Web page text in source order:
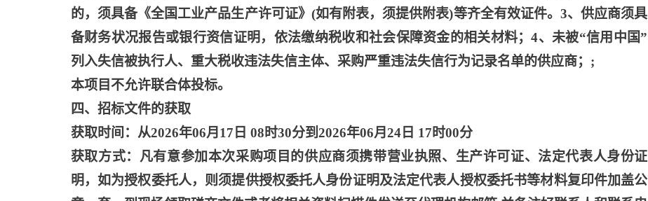
的，须具备《全国工业产品生产许可证》(如有附表，须提供附表)等齐全有效证件。3、供应商须具
备财务状况报告或银行资信证明，依法缴纳税收和社会保障资金的相关材料；4、未被“信用中国”
列入失信被执行人、重大税收违法失信主体、采购严重违法失信行为记录名单的供应商；;
本项目不允许联合体投标。
四、招标文件的获取
获取时间：从2026年06月17日 08时30分到2026年06月24日 17时00分
获取方式：凡有意参加本次采购项目的供应商须携带营业执照、生产许可证、法定代表人身份证
明，如为授权委托人，则须提供授权委托人身份证明及法定代表人授权委托书等材料复印件加盖公